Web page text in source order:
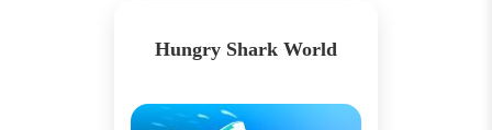
Hungry Shark World